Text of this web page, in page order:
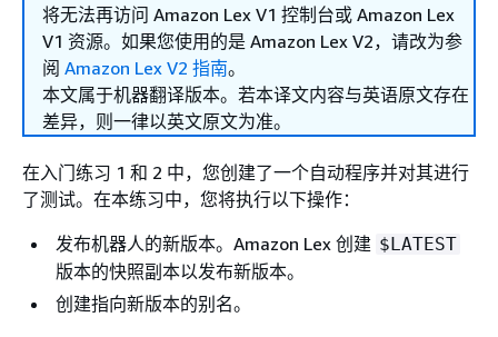
将无法再访问 Amazon Lex V1 控制台或 Amazon Lex
V1 资源。如果您使用的是 Amazon Lex V2，请改为参
阅 Amazon Lex V2 指南。
本文属于机器翻译版本。若本译文内容与英语原文存在
差异，则一律以英文原文为准。
在入门练习 1 和 2 中，您创建了一个自动程序并对其进行
了测试。在本练习中，您将执行以下操作：
发布机器人的新版本。Amazon Lex 创建 $LATEST
版本的快照副本以发布新版本。
创建指向新版本的别名。